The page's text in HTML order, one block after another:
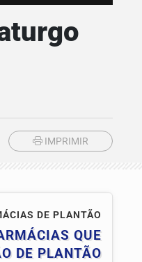
IMPRIMIR
DE PLANTÃO
QUE
DE PLANTÃO